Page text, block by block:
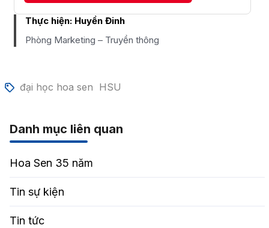
Thực hiện: Huyền Đinh
Phòng Marketing – Truyền thông
đại học hoa sen HSU
Danh mục liên quan
Hoa Sen 35 năm
Tin sự kiện
Tin tức